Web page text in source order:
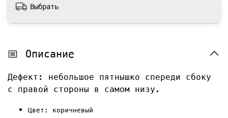
Выбрать
Описание
Дефект: небольшое пятнышко спереди сбоку
с правой стороны в самом низу.
Цвет: коричневый